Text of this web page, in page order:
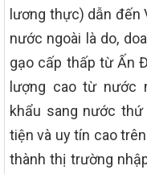
lương thực) dẫn đến
nước ngoài là do,
gạo cấp thấp từ Ấn
lượng cao từ nước
khẩu sang nước
tiện và uy tín cao
thành thị trường